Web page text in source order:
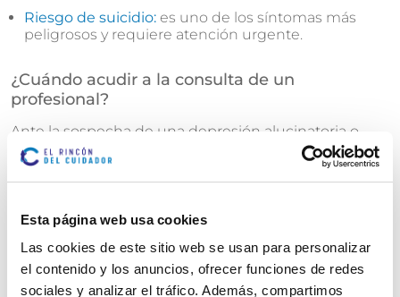
Esta página web usa cookies
Las cookies de este sitio web se usan para personalizar
el contenido y los anuncios, ofrecer funciones de redes
sociales y analizar el tráfico. Además, compartimos
Riesgo de suicidio: es uno de los síntomas más
peligrosos y requiere atención urgente.
¿Cuándo acudir a la consulta de un
profesional?
Ante la sospecha de una depresión alucinatoria o
grave, es fundamental acudir cuanto antes a un
médico o psiquiatra. Cuanto antes se diagnostique y
se inicie el tratamiento, mayores son las posibilidades
Debe buscarse ayuda urgente si:
La persona muestra delirios o alucinaciones.